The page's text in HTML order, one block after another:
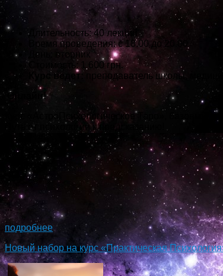
Длительность: 40 лекций
Время проведения: с 18.00 до 20.00
День: вторник
Стоимость: 1 600 грн.
Курс ведет:
преподаватель школы,
Онлайн!
Курс «АстроПсихологическое Таро», базовый
Путь от психологии к предсказанию!
...
подробнее
Новый набор на курс «Практическая